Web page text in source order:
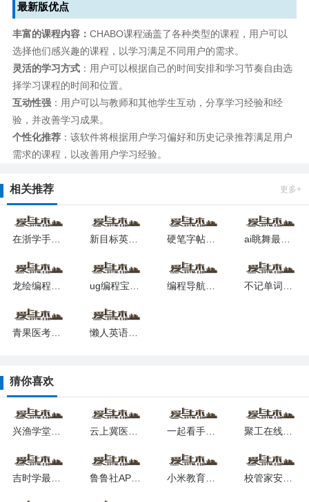
最新版优点
丰富的课程内容： CHABO课程涵盖了各种类型的课程，用户可以
选择他们感兴趣的课程，以学习满足不同用户的需求。
灵活的学习方式：用户可以根据自己的时间安排和学习节奏自由选
择学习课程的时间和位置。
互动性强：用户可以与教师和其他学生互动，分享学习经验和经
验，并改善学习成果。
个性化推荐：该软件将根据用户学习偏好和历史记录推荐满足用户
需求的课程，以改善用户学习经验。
相关推荐 更多+
在浙学手机版app安卓下载 新目标英语七上2025下载 硬笔字帖最新安卓版本2025 ai眺舞最新下载免费版
青果医考软件下载安卓版 懒人英语阅读软件最新版安卓版
猜你喜欢
兴渔学堂2025下载安卓版 云上冀医安卓版下载 一起看手机版 聚工在线教育平台2024最新安卓版
吉时学最新版本2025下载最新app 鲁鲁社APP下载 小米教育中心正版app下载最新版 校管家安卓最新下载安装